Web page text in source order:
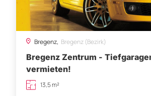
13,5 m²
€ 106
Besichtigung